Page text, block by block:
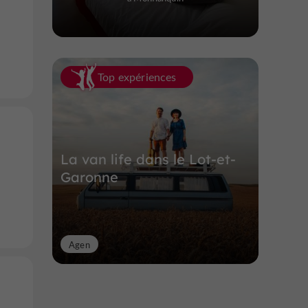
Top expériences
La van life dans le Lot-et-
Garonne
Agen